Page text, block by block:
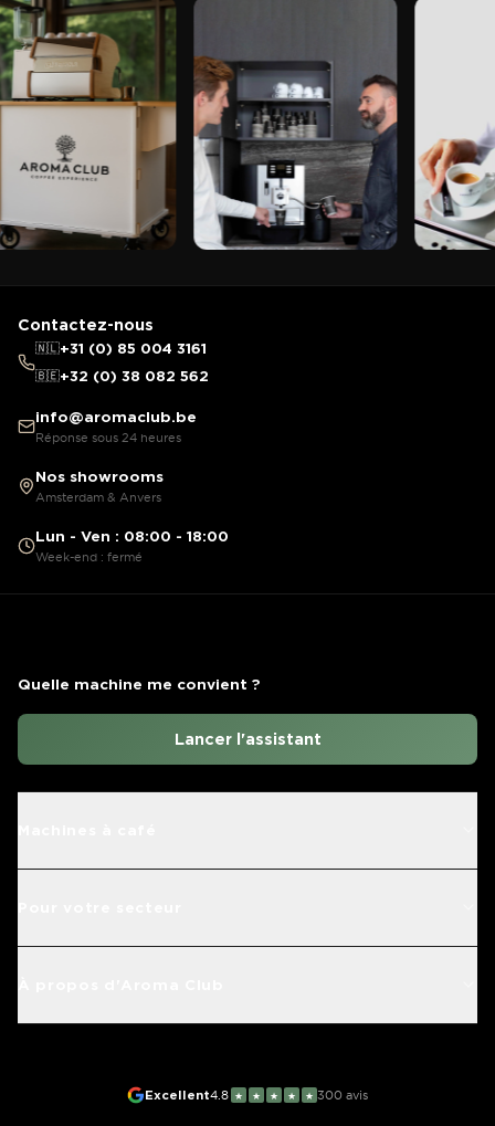
Contactez-nous
🇳🇱+31 (0) 85 004 3161
🇧🇪+32 (0) 38 082 562
info@aromaclub.be
Réponse sous 24 heures
Nos showrooms
Amsterdam & Anvers
Lun - Ven : 08:00 - 18:00
Week-end : fermé
Quelle machine me convient ?
Lancer l'assistant
Excellent4.8 ★ ★ ★ ★ ★ 300 avis